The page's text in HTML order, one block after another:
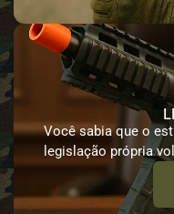
Você sabia que o
legislação própria